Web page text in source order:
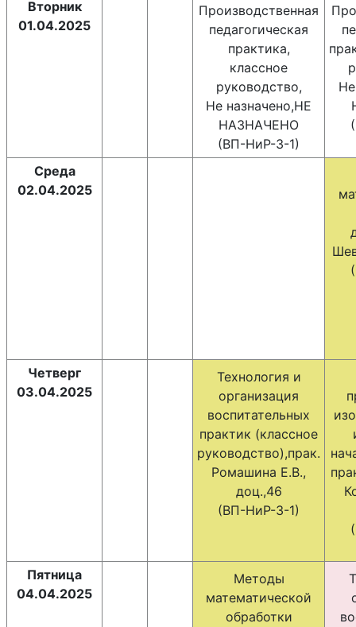
Вторник
01.04.2025
Производственная
педагогическая
практика,
классное
руководство,
Не назначено,НЕ
НАЗНАЧЕНО
(ВП-НиР-3-1)
Среда
02.04.2025
Четверг
03.04.2025
Технология и
организация
воспитательных
практик (классное
руководство),прак.
Ромашина Е.В.,
доц.,46
(ВП-НиР-3-1)
Пятница
04.04.2025
Методы
математической
обработки